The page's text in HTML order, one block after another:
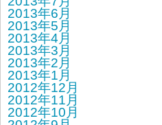
2013年6月
2013年5月
2013年4月
2013年3月
2013年2月
2013年1月
2012年12月
2012年11月
2012年10月